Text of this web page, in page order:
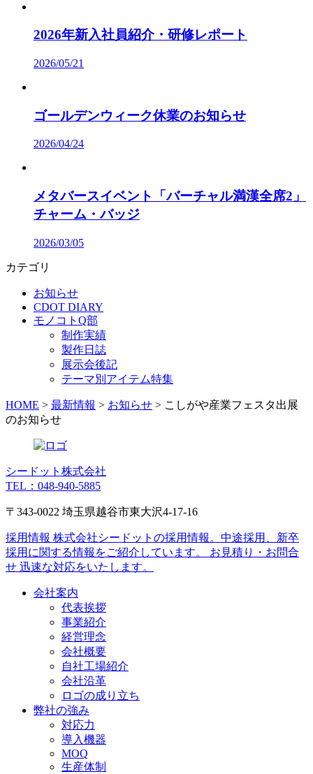
2026年新入社員紹介・研修レポート
2026/05/21
ゴールデンウィーク休業のお知らせ
2026/04/24
メタバースイベント「バーチャル満漢全席2」
チャーム・バッジ
2026/03/05
カテゴリ
お知らせ
CDOT DIARY
モノコトQ部
制作実績
製作日誌
展示会後記
テーマ別アイテム特集
HOME > 最新情報 > お知らせ > こしがや産業フェスタ出展
のお知らせ
シードット株式会社
TEL：048-940-5885
〒343-0022 埼玉県越谷市東大沢4-17-16
採用情報 株式会社シードットの採用情報。中途採用、新卒
採用に関する情報をご紹介しています。 お見積り・お問合
せ 迅速な対応をいたします。
会社案内
代表挨拶
事業紹介
経営理念
会社概要
自社工場紹介
会社沿革
ロゴの成り立ち
弊社の強み
対応力
導入機器
MOQ
生産体制